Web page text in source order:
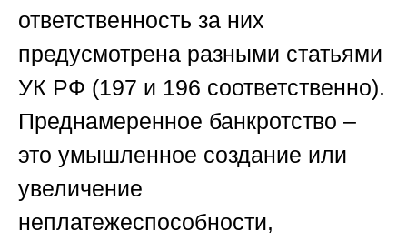
ответственность за них
предусмотрена разными статьями
УК РФ (197 и 196 соответственно).
Преднамеренное банкротство –
это умышленное создание или
увеличение
неплатежеспособности,